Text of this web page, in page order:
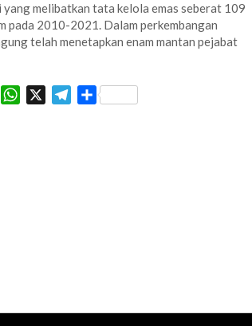
yang melibatkan tata kelola emas seberat 109
pada 2010-2021. Dalam perkembangan
telah menetapkan enam mantan pejabat
Line WhatsApp Telegram
Share